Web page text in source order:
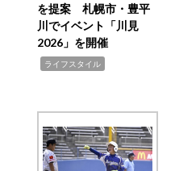
を提案 札幌市・豊平
川でイベント「川見
2026」を開催
ライフスタイル